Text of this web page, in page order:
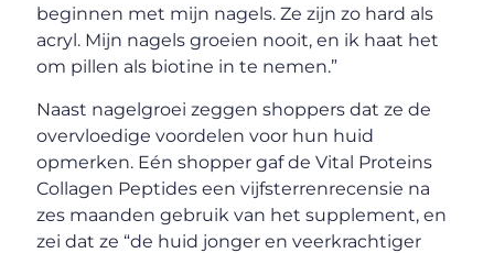
beginnen met mijn nagels. Ze zijn zo hard als
acryl. Mijn nagels groeien nooit, en ik haat het
om pillen als biotine in te nemen.”
Naast nagelgroei zeggen shoppers dat ze de
overvloedige voordelen voor hun huid
opmerken. Eén shopper gaf de Vital Proteins
Collagen Peptides een vijfsterrenrecensie na
zes maanden gebruik van het supplement, en
zei dat ze “de huid jonger en veerkrachtiger